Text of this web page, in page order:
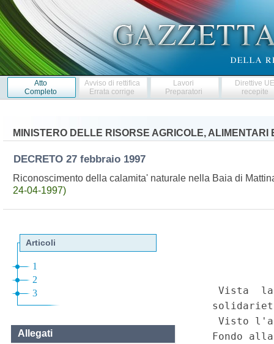
Atto
Completo
Avviso di rettifica
Errata corrige
Lavori
Preparatori
Direttive
recepite
MINISTERO DELLE RISORSE AGRICOLE, ALIMENTARI
DECRETO 27 febbraio 1997
Riconoscimento della calamita' naturale nella Baia di
24-04-1997)